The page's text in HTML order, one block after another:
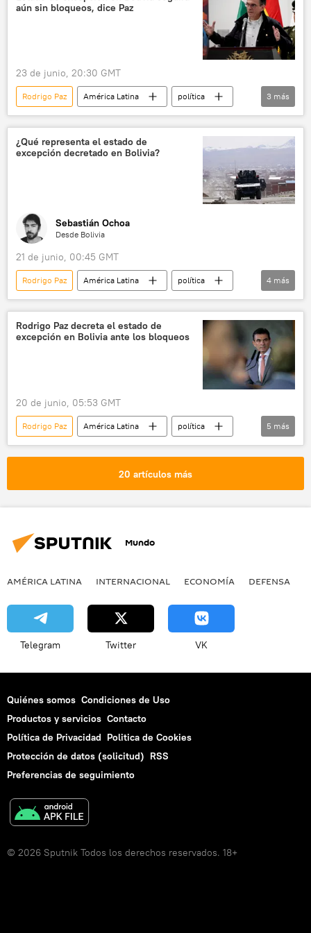
aún sin bloqueos, dice Paz
23 de junio, 20:30 GMT
Rodrigo Paz América Latina
política
Cochabamba
Bolivia bloqueo
3 más
¿Qué representa el estado de
excepción decretado en Bolivia?
Sebastián Ochoa
Desde Bolivia
21 de junio, 00:45 GMT
Rodrigo Paz América Latina
política
Cochabamba
Central Obrera Boliviana (COB)
Bolivia
💬 Opinión y Análisis
4 más
Rodrigo Paz decreta el estado de
excepción en Bolivia ante los bloqueos
20 de junio, 05:53 GMT
Rodrigo Paz América Latina
política
seguridad
protestas
Bolivia
5 más
20 artículos más
Mundo
AMÉRICA LATINA INTERNACIONAL ECONOMÍA DEFENSA
Telegram Twitter VK
Quiénes somos Condiciones de Uso
Productos y servicios Contacto
Política de Privacidad Politica de Cookies
Protección de datos (solicitud) RSS
Preferencias de seguimiento
© 2026 Sputnik Todos los derechos reservados. 18+